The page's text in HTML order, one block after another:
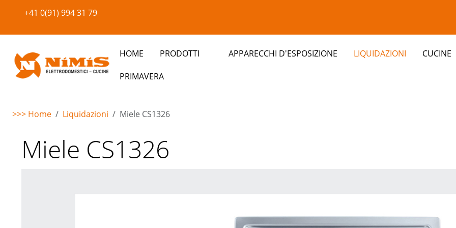
+41 0(91) 994 31 79
HOME PRODOTTI APPARECCHI D'ESPOSIZIONE LIQUIDAZIONI CUCINE
PRIMAVERA
Warning: Undefined property: stdClass::$imglink in
>>> Home Liquidazioni Miele CS1326
Miele CS1326